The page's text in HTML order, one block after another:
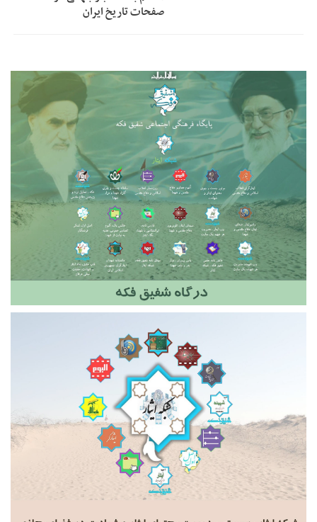
صفحات تاریخ ایران